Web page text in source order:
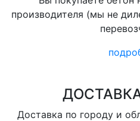
производителя (мы не
Доставка по городу и